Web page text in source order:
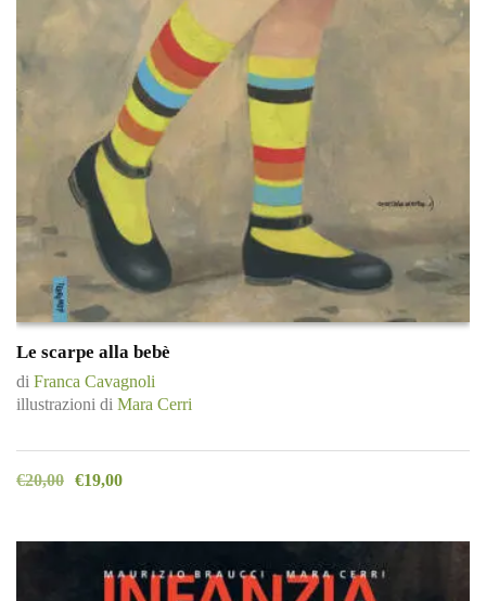
Le scarpe alla bebè
di Franca Cavagnoli
illustrazioni di Mara Cerri
€20,00 €19,00